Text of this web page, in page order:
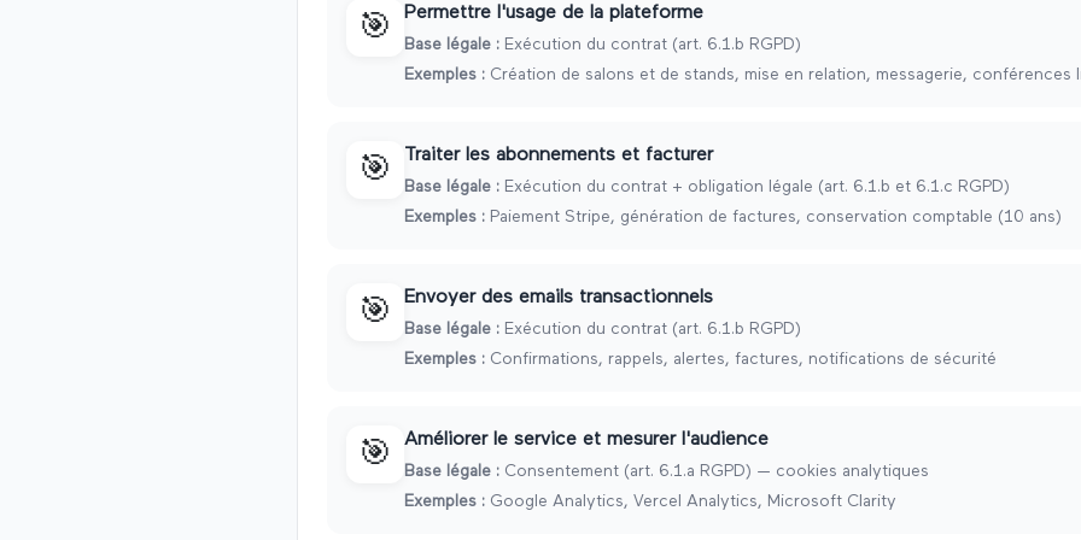
🎯 Permettre l'usage de la plateforme
Base légale : Exécution du contrat (art. 6.1.b RGPD)
Exemples : Création de salons et de stands, mise en relation, messagerie, conférences
🎯 Traiter les abonnements et facturer
Base légale : Exécution du contrat + obligation légale (art. 6.1.b et 6.1.c RGPD)
Exemples : Paiement Stripe, génération de factures, conservation comptable (10 ans)
🎯 Envoyer des emails transactionnels
Base légale : Exécution du contrat (art. 6.1.b RGPD)
Exemples : Confirmations, rappels, alertes, factures, notifications de sécurité
🎯 Améliorer le service et mesurer l'audience
Base légale : Consentement (art. 6.1.a RGPD) — cookies analytiques
Exemples : Google Analytics, Vercel Analytics, Microsoft Clarity